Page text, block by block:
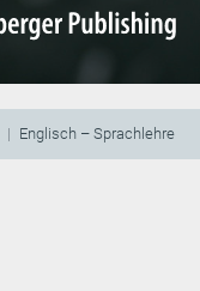
Englisch – Sprachlehre